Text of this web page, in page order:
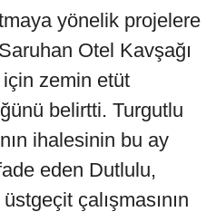
yönelik projelere
Otel Kavşağı
zemin etüt
belirtti. Turgutlu
ihalesinin bu ay
eden Dutlulu,
çalışmasının